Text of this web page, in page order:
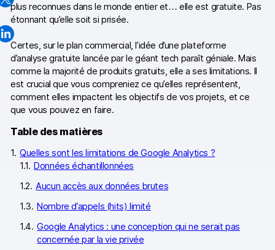
Contact
Médias
EN
plus reconnues dans le monde entier et… elle est gratuite. Pas
étonnant qu’elle soit si prisée.
Certes, sur le plan commercial, l’idée d’une plateforme
d’analyse gratuite lancée par le géant tech paraît géniale. Mais
comme la majorité de produits gratuits, elle a ses limitations. Il
est crucial que vous compreniez ce qu’elles représentent,
comment elles impactent les objectifs de vos projets, et ce
que vous pouvez en faire.
Table des matières
Quelles sont les limitations de Google Analytics ?
Données échantillonnées
Aucun accès aux données brutes
Nombre d’appels (hits) limité
Google Analytics : une conception qui ne serait pas
concernée par la vie privée